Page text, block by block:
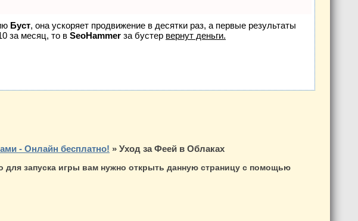
Буст, она ускоряет продвижение в десятки раз, а первые результаты
за месяц, то в SeoHammer за бустер вернут деньги.
- Онлайн бесплатно! » Уход за Феей в Облаках
запуска игры вам нужно открыть данную страницу с помощью